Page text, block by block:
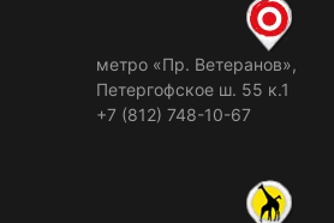
метро «Пр. Ветеранов»,
Петергофское ш. 55 к.1
+7 (812) 748-10-67